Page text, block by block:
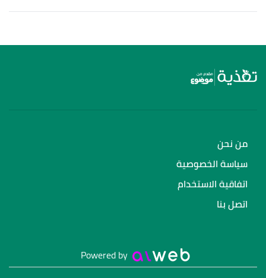
من نحن
سياسة الخصوصية
اتفاقية الاستخدام
اتصل بنا
Powered by